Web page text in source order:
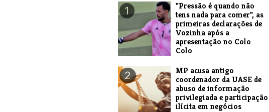
1
"Pressão é quando não
tens nada para comer", as
primeiras declarações de
Vozinha após a
apresentação no Colo
Colo
2
MP acusa antigo
coordenador da UASE de
abuso de informação
privilegiada e participação
ilícita em negócios